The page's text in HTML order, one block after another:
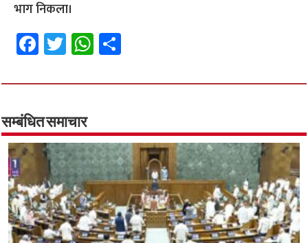
भाग निकला।
Fa
ce
b
o
o
k
T
wi
tt
er
W
h
at
p
p
ar
सम्बंधित समाचार